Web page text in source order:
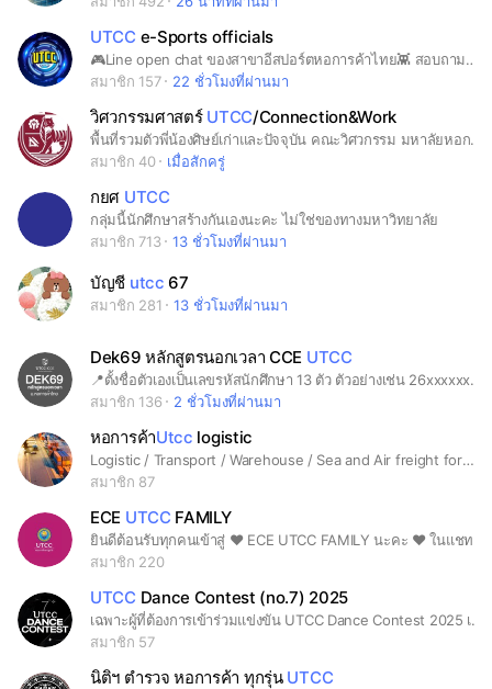
UTCC e-Sports officials
🎮Line open chat ของสาขาอีสปอร์ตหอการค้าไทย👾 สอบถามข้อมูลต่างๆ หาเพื่อน และปรึกษาปัญหาต่างๆได้ที่นี่ 🙌🏻
สมาชิก 157
22 ชั่วโมงที่ผ่านมา
วิศวกรรมศาสตร์ UTCC/Connection&Work
พื้นที่รวมตัวพี่น้องศิษย์เก่าและปัจจุบัน คณะวิศวกรรม มหาลัยหอการค้าไทย (UTCC) เพื่อสร้างเครือข่ายคอนเนคชัน อัพเดทสถานะ แบ่งปันความช่วยเหลือกัน และนัดรวมตัวทำกิจกรรม #วิศวะUTCC #วิศวกรรมศาสตร์หอการค้า #เด็กหอการค้า #UTCC #ศิษย์เก่าUTCC #เด็กหัวการค้า #หางานวิศวะ #คอนเนคชันวิศวะ #ENGINEERINGUTCC
สมาชิก 40
เมื่อสักครู่
กยศ UTCC
กลุ่มนี้นักศึกษาสร้างกันเองนะคะ ไม่ใช่ของทางมหาวิทยาลัย
สมาชิก 713
13 ชั่วโมงที่ผ่านมา
บัญชี utcc 67
สมาชิก 281 13 ชั่วโมงที่ผ่านมา
Dek69 หลักสูตรนอกเวลา CCE UTCC
📍ตั้งชื่อตัวเองเป็นเลขรหัสนักศึกษา 13 ตัว ตัวอย่างเช่น 26xxxxxxxxxxx
สมาชิก 136
2 ชั่วโมงที่ผ่านมา
หอการค้าUtcc logistic
Logistic / Transport / Warehouse / Sea and Air freight forwarding / Shipping line /Customs clearance for utcc
สมาชิก 87
ECE UTCC FAMILY
สมาชิก 220
UTCC Dance Contest (no.7) 2025
เฉพาะผู้ที่ต้องการเข้าร่วมแข่งขัน UTCC Dance Contest 2025 เท่านั้น‼️
สมาชิก 57
นิติฯ ตำรวจ หอการค้า ทุกรุ่น UTCC